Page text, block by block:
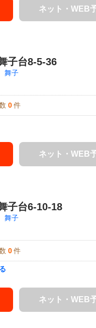
ネット・WEB
子台8-5-36
舞子
0 件
ネット・WEB
子台6-10-18
舞子
0 件
ネット・WEB